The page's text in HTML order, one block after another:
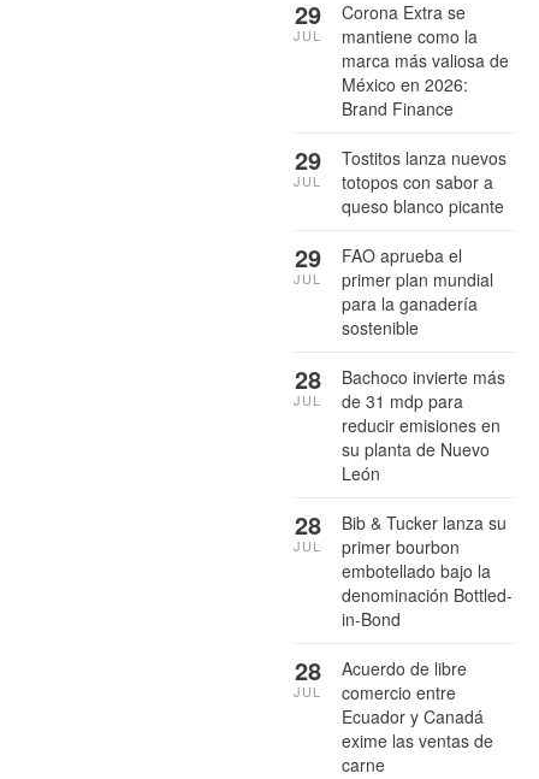
Corona Extra se
mantiene como la
marca más valiosa de
México en 2026:
Brand Finance
29
JUL
Tostitos lanza nuevos
totopos con sabor a
queso blanco picante
29
JUL
FAO aprueba el
primer plan mundial
para la ganadería
sostenible
29
JUL
Bachoco invierte más
de 31 mdp para
reducir emisiones en
su planta de Nuevo
León
28
JUL
Bib & Tucker lanza su
primer bourbon
embotellado bajo la
denominación Bottled-
in-Bond
28
JUL
Acuerdo de libre
comercio entre
Ecuador y Canadá
exime las ventas de
carne
28
JUL